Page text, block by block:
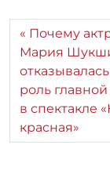
Почему
Мария
роль
в спектакле
красная»